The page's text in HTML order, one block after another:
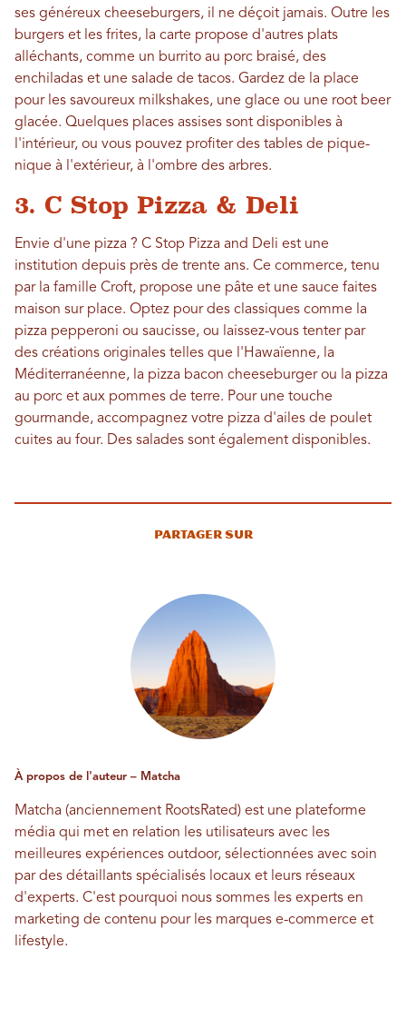
ses généreux cheeseburgers, il ne déçoit jamais. Outre les
burgers et les frites, la carte propose d'autres plats
alléchants, comme un burrito au porc braisé, des
enchiladas et une salade de tacos. Gardez de la place
pour les savoureux milkshakes, une glace ou une root beer
glacée. Quelques places assises sont disponibles à
l'intérieur, ou vous pouvez profiter des tables de pique-
nique à l'extérieur, à l'ombre des arbres.
3. C Stop Pizza & Deli
Envie d'une pizza ? C Stop Pizza and Deli est une
institution depuis près de trente ans. Ce commerce, tenu
par la famille Croft, propose une pâte et une sauce faites
maison sur place. Optez pour des classiques comme la
pizza pepperoni ou saucisse, ou laissez-vous tenter par
des créations originales telles que l'Hawaïenne, la
Méditerranéenne, la pizza bacon cheeseburger ou la pizza
au porc et aux pommes de terre. Pour une touche
gourmande, accompagnez votre pizza d'ailes de poulet
cuites au four. Des salades sont également disponibles.
Partager sur
À propos de l'auteur – Matcha
Matcha (anciennement RootsRated) est une plateforme
média qui met en relation les utilisateurs avec les
meilleures expériences outdoor, sélectionnées avec soin
par des détaillants spécialisés locaux et leurs réseaux
d'experts. C'est pourquoi nous sommes les experts en
marketing de contenu pour les marques e-commerce et
lifestyle.